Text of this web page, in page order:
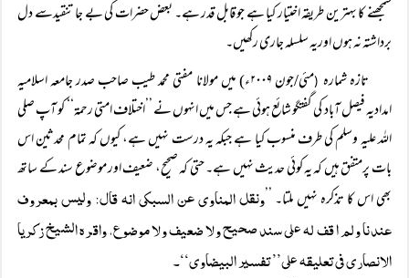
سمجھنے کا بہترین طریقہ اختیار کیا ہے جو قابل قدر ہے۔ بعض حضرات کی بے جا تنقیدسے دل
برداشتہ نہ ہوں اوریہ سلسلہ جاری رکھیں۔
تازہ شمارہ (
مئی/جون ۲۰۰۹ء) میں مولانا مفتی محمد طیب صاحب صدر جامعہ اسلامیہ
امدادیہ فیصل آباد کی گفتگو شائع ہوئی ہے جس میں انہوں نے ’’اختلاف امتی رحمۃ‘‘ کو آپ صلی
اللہ علیہ وسلم کی طرف منسوب کیا ہے جبکہ یہ درست نہیں ہے، کیوں کہ تمام محدثین اس
بات پرمتفق ہیں کہ یہ کوئی حدیث نہیں ہے۔ حتی کہ صحیح، ضعیف اور موضوع سند کے ساتھ
بھی اس کا تذکرہ نہیں ملتا۔ ’’ونقل المناوی عن السبکی انہ قال: ولیس بمعروف
عندنا ولم اقف لہ علی سند صحیح ولا ضعیف ولا موضوع، واقرہ الشیخ زکریا
الانصاری فی تعلیقہ علی’’ تفسیر البیضاوی‘‘۔